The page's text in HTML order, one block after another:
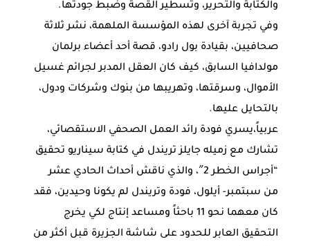
والكتابة والتحرير، وتسطير القصة وضبط جودتها.
وفي تجربة آخرى لهذه المؤسسة الملهمة، نشر ثلاثة
صحافيين، بقيادة بول رادو، قصة أحد أعضاء برلمان
مولدافيا السابق، كيف كان العقل المدبر لجرائم غسيل
الأموال، وسرقتها، وتهريبها من بنوك وشركات ودول،
بالتحايل عليها.
عربياً،يسري فودة رائد العمل الصحفي الاستقصائي،
تشارك مع زميله جايلز تريندل في كتابة سيناريو تحقيق
“أجراس الخطر 2″، والذي ناقش أحداث الحادي عشر
من سبتمبر- أيلول، فودة وتريندل لم يكونا وحيدين، فقد
كان معهما نحو 11 باحثاً ومساعد إنتاج لكي يخرج
التحقيق العابر للحدود على شاشة الجزيرة قبل أكثر من